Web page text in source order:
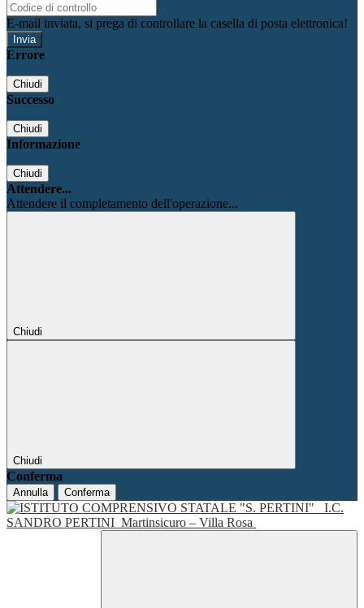
E-mail inviata, si prega di controllare la casella di posta elettronica!
Errore
Chiudi
Successo
Chiudi
Informazione
Chiudi
Attendere...
Attendere il completamento dell'operazione...
Chiudi
Chiudi
Conferma
Annulla Conferma
I.C.
SANDRO PERTINI Martinsicuro – Villa Rosa